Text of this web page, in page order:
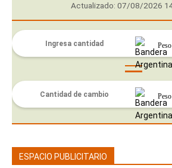
Actualizado: 07/08/2026
ESPACIO PUBLICITARIO